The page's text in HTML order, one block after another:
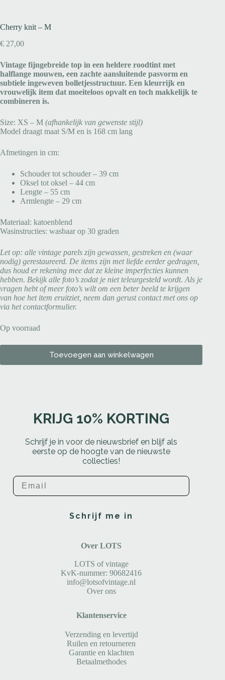
Cherry knit – M
€ 27,00
Vintage fijngebreide top in een heldere roodtint met
halflange mouwen, een zachte aansluitende pasvorm en
subtiele ingeweven bolletjesstructuur. Een kleurrijk en
vrouwelijk item dat moeiteloos opvalt en toch makkelijk te
combineren is.
Size: XS – M (afhankelijk van gewenste stijl)
Model draagt maat S/M en is 168 cm lang
Afmetingen in cm:
Schouder tot schouder – 39 cm
Oksel tot oksel – 44 cm
Lengte – 55 cm
Armlengte – 29 cm
Materiaal: katoenblend
Wasinstructies: wasbaar op 30 graden
Let op: alle vintage parels zijn gewassen, gestreken en (waar
nodig) gerestaureerd. De items zijn met liefde eerder gedragen,
dus houd er rekening mee dat ze kleine imperfecties kunnen
hebben. Bekijk alle foto’s zodat je niet teleurgesteld wordt. Als je
vragen hebt of meer foto’s wilt om een beter beeld te krijgen
van hoe het item eruitziet, neem dan gerust contact met ons op
via het contactformulier.
Op voorraad
Toevoegen aan winkelwagen
KRIJG 10% KORTING
Schrijf je in voor de nieuwsbrief en blijf als
eerste op de hoogte van de nieuwste
collecties!
Email
Schrijf me in
Over LOTS
LOTS of vintage
KvK-nummer: 90682416
info@lotsofvintage.nl
Over ons
Klantenservice
Verzending en levertijd
Ruilen en retourneren
Garantie en klachten
Betaalmethodes